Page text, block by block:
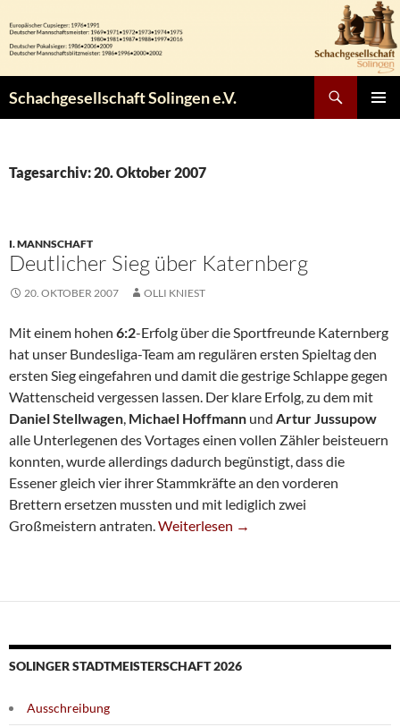
Inhalt
springen
Schachgesellschaft Solingen e.V.
Tagesarchiv: 20. Oktober 2007
I. MANNSCHAFT
Deutlicher Sieg über Katernberg
20. OKTOBER 2007 OLLI KNIEST
Mit einem hohen 6:2-Erfolg über die Sportfreunde Katernberg
hat unser Bundesliga-Team am regulären ersten Spieltag den
ersten Sieg eingefahren und damit die gestrige Schlappe gegen
Wattenscheid vergessen lassen. Der klare Erfolg, zu dem mit
Daniel Stellwagen, Michael Hoffmann und Artur Jussupow
alle Unterlegenen des Vortages einen vollen Zähler beisteuern
konnten, wurde allerdings dadurch begünstigt, dass die
Essener gleich vier ihrer Stammkräfte an den vorderen
Brettern ersetzen mussten und mit lediglich zwei
Großmeistern antraten.Deutlicher Sieg Über Katernberg
Weiterlesen →
SOLINGER STADTMEISTERSCHAFT 2026
Ausschreibung